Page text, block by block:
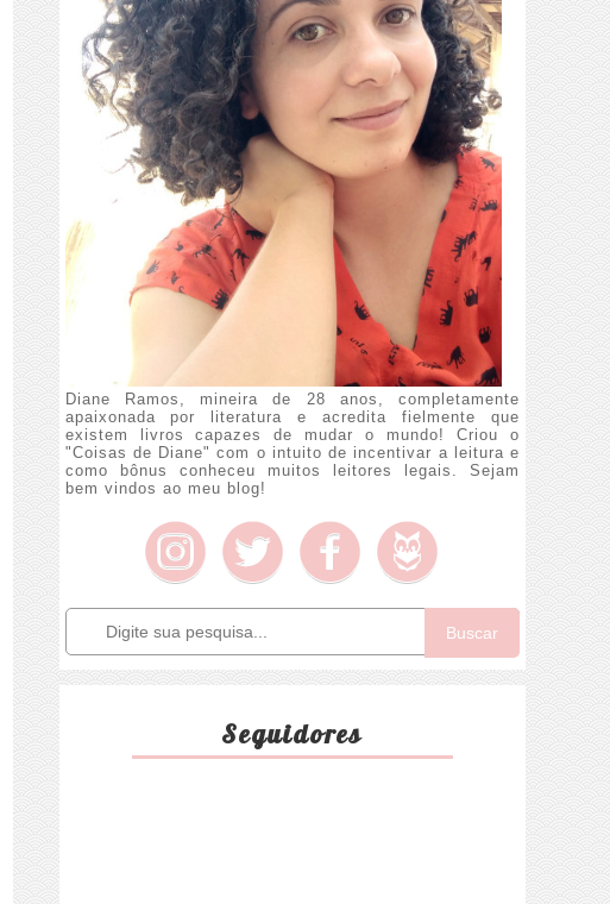
Diane Ramos, mineira de 28 anos, completamente
apaixonada por literatura e acredita fielmente que
existem livros capazes de mudar o mundo! Criou o
"Coisas de Diane" com o intuito de incentivar a leitura e
como bônus conheceu muitos leitores legais. Sejam
bem vindos ao meu blog!
Buscar
Seguidores